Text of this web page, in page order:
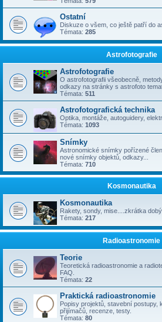
Ostatní
Diskuze o všem, co ještě patří do
Témata: 285
Astrofotografie
Astrofotografie
O astrofotografii všeobecně,
odkazy na stránky s astrofoto
Témata: 511
Astrofotografická technika
Optika, montáže, autoguidery,
Témata: 1093
Snímky
Astronomické snímky pořízené
nové snímky objektů, odkazy...
Témata: 710
Kosmonautika
Kosmonautika
Rakety, sondy, mise....zkrátka
Témata: 217
Radioastronomie
Teorie
Teoretická radioastronomie a
FAQ.
Témata: 22
Praktická radioastronomie
Popisy projektů, stavební postupy,
přijímačů, recenze, testy.
Témata: 80